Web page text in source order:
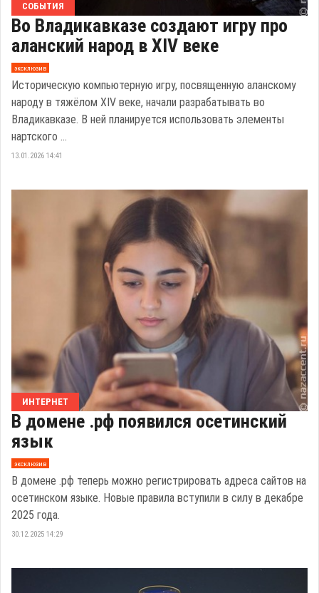
СОБЫТИЯ
Во Владикавказе создают игру про
аланский народ в XIV веке
эксклюзив
Историческую компьютерную игру, посвященную аланскому
народу в тяжёлом XIV веке, начали разрабатывать во
Владикавказе. В ней планируется использовать элементы
нартского ...
13.01.2026 14:41
ИНТЕРНЕТ
В домене .рф появился осетинский
язык
эксклюзив
В домене .рф теперь можно регистрировать адреса сайтов на
осетинском языке. Новые правила вступили в силу в декабре
2025 года.
30.12.2025 14:29